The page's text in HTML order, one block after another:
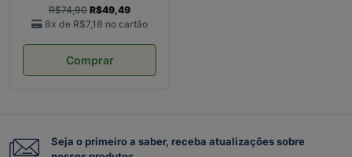
R$74,90 R$49,49
8x de R$7,18 no cartão
Comprar
Seja o primeiro a saber, receba atualizações sobre